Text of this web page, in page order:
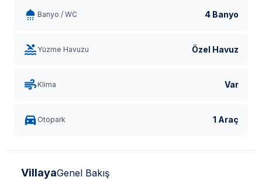
Banyo / WC 4 Banyo
Yüzme Havuzu Özel Havuz
Klima Var
Otopark 1 Araç
VillayaGenel Bakış